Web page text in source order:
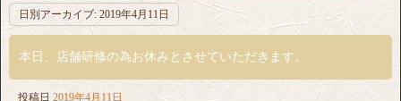
日別アーカイブ: 2019年4月11日
本日、店舗研修の為お休みとさせていただきます。
投稿日 2019年4月11日